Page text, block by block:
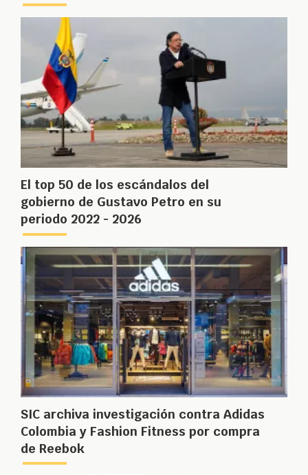
El top 50 de los escándalos del
gobierno de Gustavo Petro en su
periodo 2022 - 2026
SIC archiva investigación contra Adidas
Colombia y Fashion Fitness por compra
de Reebok